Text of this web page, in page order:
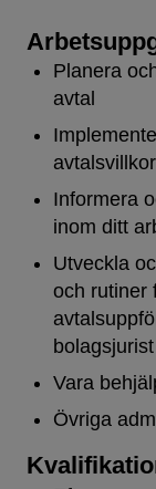
Planera
avtal
avtalsvillkor
Informera
inom ditt
Utveckla
och rutiner
bolagsjurist
Vara
Övriga